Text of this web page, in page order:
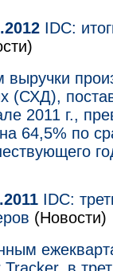
IDC:
(СХД),
2011 г.,
64,5% по
IDC:
(Новости)